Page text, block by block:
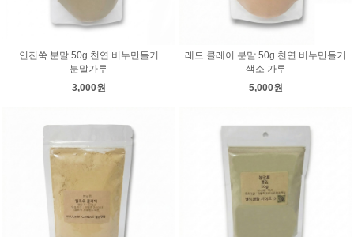
인진쑥 분말 50g 천연 비누만들기
분말가루
3,000원
레드 클레이 분말 50g 천연 비누만들기
색소 가루
5,000원